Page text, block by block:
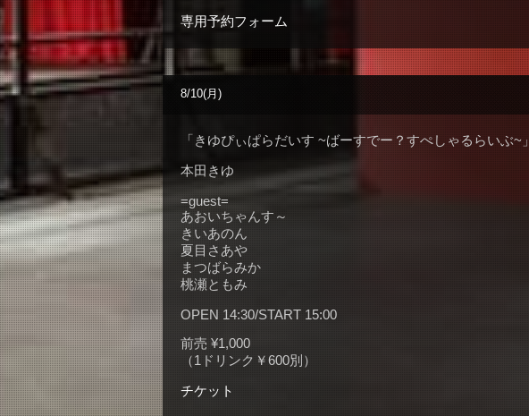
専用予約フォーム
8/10(月)
「きゆぴぃぱらだいす ~ばーすでー？すぺしゃるらいぶ~」
本田きゆ
=guest=
あおいちゃんす～
きいあのん
夏目さあや
まつばらみか
桃瀬ともみ
OPEN 14:30/START 15:00
前売 ¥1,000
（1ドリンク￥600別）
チケット